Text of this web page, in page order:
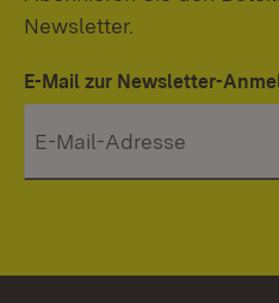
Newsletter.
E-Mail zur Newsletter-